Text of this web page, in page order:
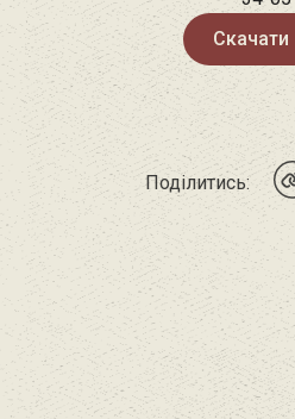
Скачати
Поділитись: